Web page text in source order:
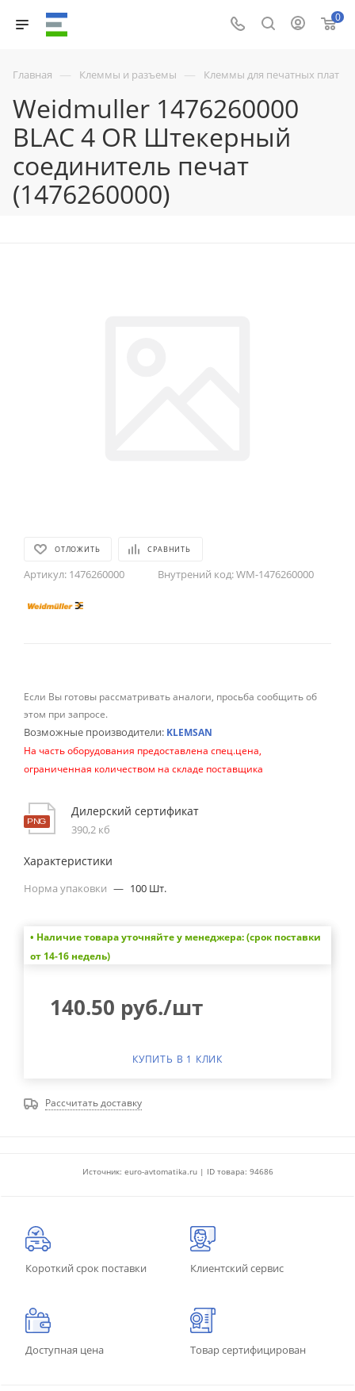
0
Главная — Клеммы и разъемы — Клеммы для печатных плат
Weidmuller 1476260000
BLAC 4 OR Штекерный
соединитель печат
(1476260000)
ОТЛОЖИТЬ СРАВНИТЬ
Артикул: 1476260000 Внутрений код:WM-1476260000
Если Вы готовы рассматривать аналоги, просьба сообщить об
этом при запросе.
Возможные производители: KLEMSAN
На часть оборудования предоставлена спец.цена,
ограниченная количеством на складе поставщика
Дилерский сертификат
390,2 кб
Характеристики
Норма упаковки — 100 Шт.
• Наличие товара уточняйте у менеджера: (срок поставки
от 14-16 недель)
140.50 руб./шт
КУПИТЬ В 1 КЛИК
Рассчитать доставку
Источник: euro-avtomatika.ru | ID товара: 94686
Короткий срок поставки Клиентский сервис
Доступная цена Товар сертифицирован